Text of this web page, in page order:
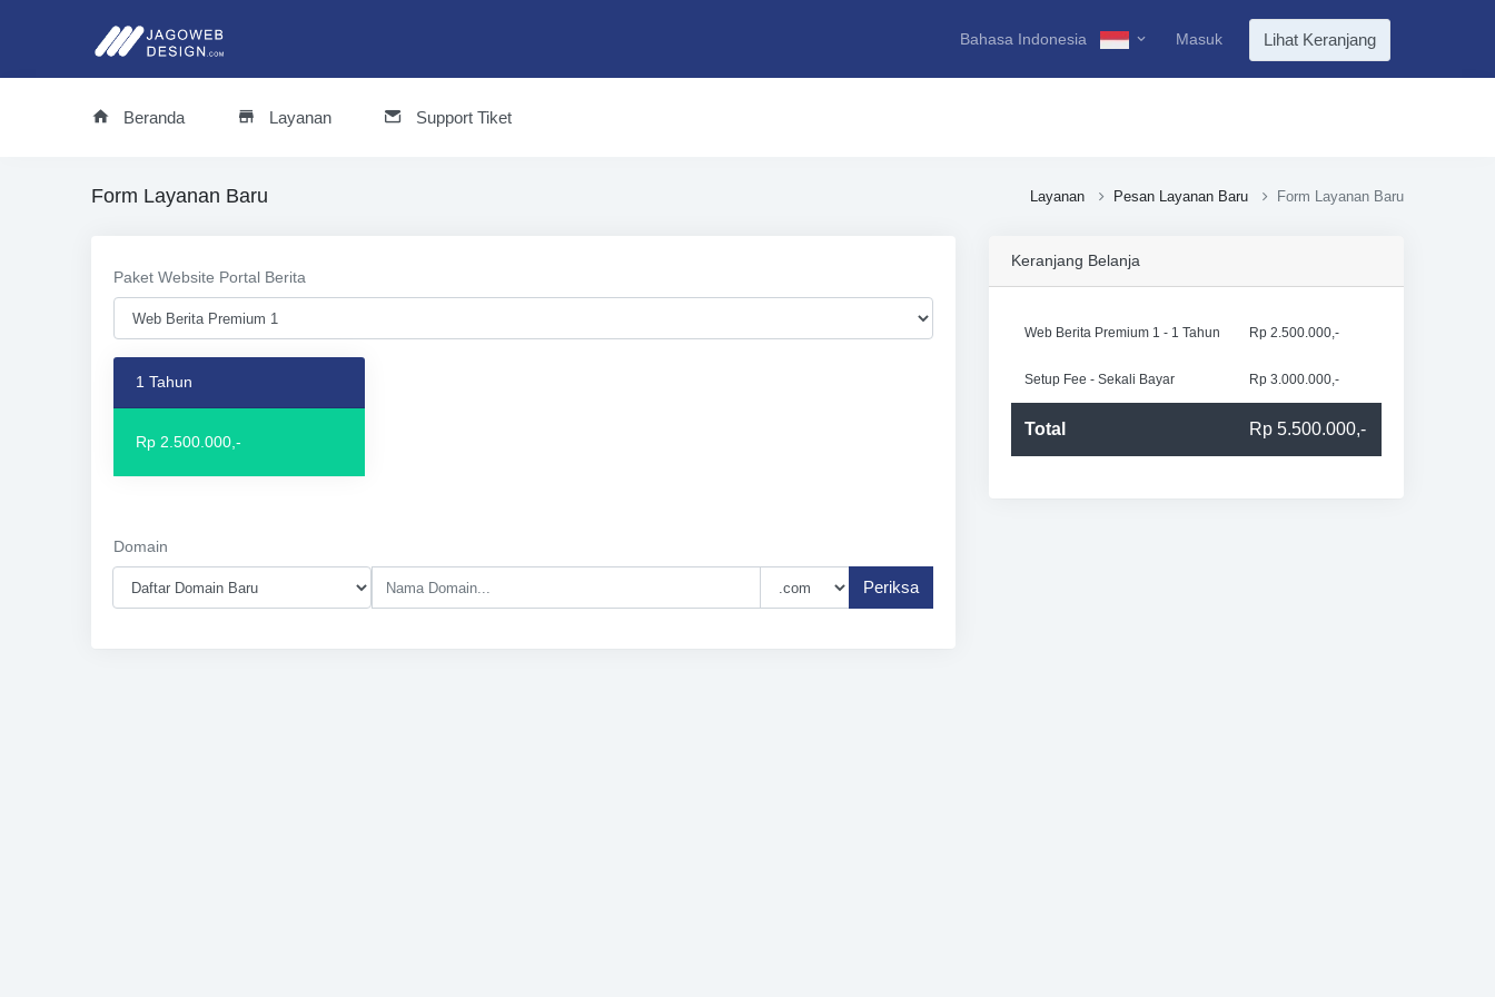
Bahasa Indonesia Masuk Lihat Keranjang
Beranda Layanan Support Tiket
Layanan Pesan Layanan Baru Form Layanan Baru
Form Layanan Baru
Paket Website Portal Berita
1 Tahun
Rp 2.500.000,-
Domain
Periksa
Keranjang Belanja
Web Berita Premium 1 - 1 Tahun Rp 2.500.000,-
Setup Fee - Sekali Bayar Rp 3.000.000,-
Total Rp 5.500.000,-